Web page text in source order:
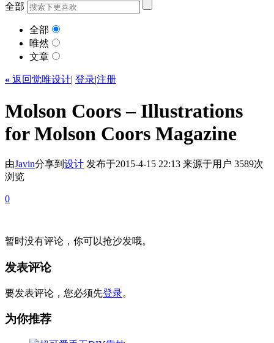
全部
全部
唯然
文章
« 返回觉唯设计| 登录|注册
Molson Coors – Illustrations
for Molson Coors Magazine
由Javin分享到 设计 发布于2015-4-15 22:13 来源于用户 3589次
浏览
0
暂时没有评论，你可以抢沙发哦。
发表评论
要发表评论，您必须先登录。
为你推荐